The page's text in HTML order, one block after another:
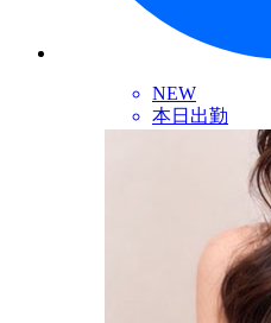
NEW
本日出勤